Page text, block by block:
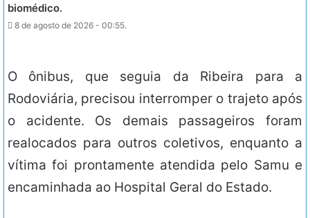
biomédico.
8 de agosto de 2026 - 00:55.
O ônibus, que seguia da Ribeira para a
Rodoviária, precisou interromper o trajeto após
o acidente. Os demais passageiros foram
realocados para outros coletivos, enquanto a
vítima foi prontamente atendida pelo Samu e
encaminhada ao Hospital Geral do Estado.